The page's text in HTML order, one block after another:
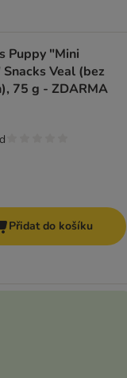
Puppy "Mini
Veal (bez
75 g - ZDARMA
Přidat do košíku